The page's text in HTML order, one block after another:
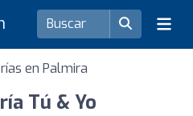
en Palmira
Tú & Yo